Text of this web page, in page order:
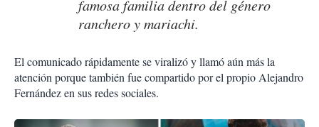
famosa familia dentro del género
ranchero y mariachi.
El comunicado rápidamente se viralizó y llamó aún más la
atención porque también fue compartido por el propio Alejandro
Fernández en sus redes sociales.